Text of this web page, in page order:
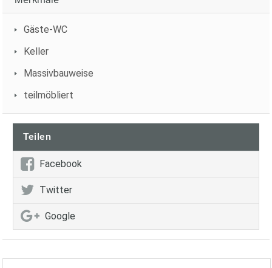
Gäste-WC
Keller
Massivbauweise
teilmöbliert
Teilen
Facebook
Twitter
Google